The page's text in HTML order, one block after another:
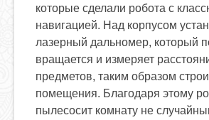
которые сделали робота с
навигацией. Над корпусом
лазерный дальномер, который
вращается и измеряет
предметов, таким образом
помещения. Благодаря этому
пылесосит комнату не